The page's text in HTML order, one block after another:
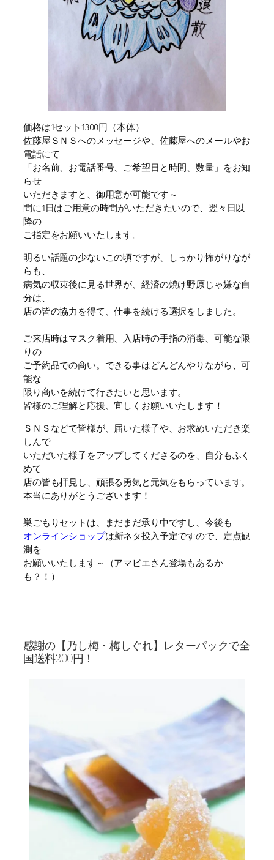
価格は1セット1300円（本体）
佐藤屋ＳＮＳへのメッセージや、佐藤屋へのメールやお
電話にて
「お名前、お電話番号、ご希望日と時間、数量」をお知
らせ
いただきますと、御用意が可能です～
間に1日はご用意の時間がいただきたいので、翌々日以
降の
ご指定をお願いいたします。
明るい話題の少ないこの頃ですが、しっかり怖がりなが
らも、
病気の収束後に見る世界が、経済の焼け野原じゃ嫌な自
分は、
店の皆の協力を得て、仕事を続ける選択をしました。
ご来店時はマスク着用、入店時の手指の消毒、可能な限
りの
ご予約品での商い。できる事はどんどんやりながら、可
能な
限り商いを続けて行きたいと思います。
皆様のご理解と応援、宜しくお願いいたします！
ＳＮＳなどで皆様が、届いた様子や、お求めいただき楽
しんで
いただいた様子をアップしてくださるのを、自分もふく
めて
店の皆も拝見し、頑張る勇気と元気をもらっています。
本当にありがとうございます！
巣ごもりセットは、まだまだ承り中ですし、今後も
オンラインショップは新ネタ投入予定ですので、定点観
測を
お願いいたします～（アマビエさん登場もあるか
も？！）
感謝の【乃し梅・梅しぐれ】レターパックで全
国送料200円！